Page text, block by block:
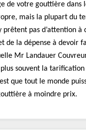
de votre gouttière dans
mais la plupart du
prêtent pas d’attention à
de la dépense à devoir
Mr Landauer
souvent la tarification
que tout le monde
à moindre prix.